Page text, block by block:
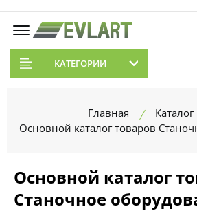
КАТЕГОРИИ
Главная
Каталог
Основной каталог товаров
Основной каталог
Станочное